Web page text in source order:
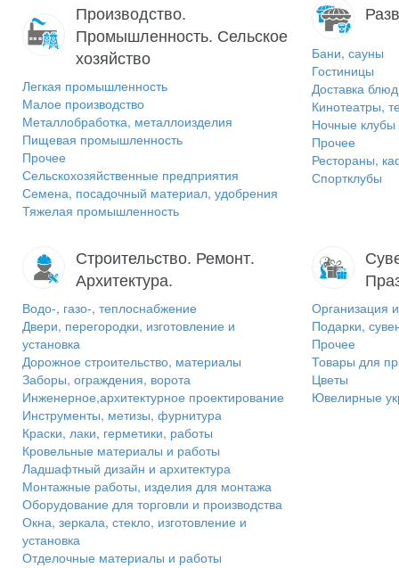
Производство.
Промышленность. Сельское
хозяйство
Легкая промышленность
Малое производство
Металлобработка, металлоизделия
Пищевая промышленность
Прочее
Сельскохозяйственные предприятия
Семена, посадочный материал, удобрения
Тяжелая промышленность
Бани, сауны
Гостиницы
Доставка блюд
Кинотеатры,
Ночные клубы
Прочее
Рестораны,
Спортклубы
Строительство. Ремонт.
Архитектура.
Водо-, газо-, теплоснабжение
Двери, перегородки, изготовление и
установка
Дорожное строительство, материалы
Заборы, ограждения, ворота
Инженерное,архитектурное проектирование
Инструменты, метизы, фурнитура
Краски, лаки, герметики, работы
Кровельные материалы и работы
Ладшафтный дизайн и архитектура
Монтажные работы, изделия для монтажа
Оборудование для торговли и производства
Окна, зеркала, стекло, изготовление и
установка
Отделочные материалы и работы
Организация
Подарки,
Прочее
Товары для
Цветы
Ювелирные